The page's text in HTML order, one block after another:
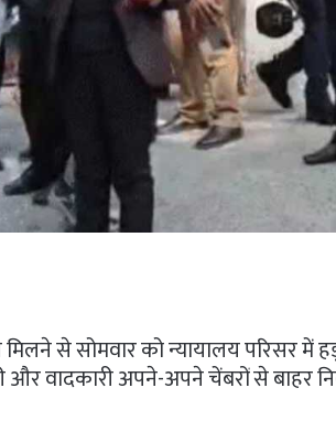
मिलने से सोमवार को न्यायालय परिसर में
और वादकारी अपने-अपने चेंबरों से